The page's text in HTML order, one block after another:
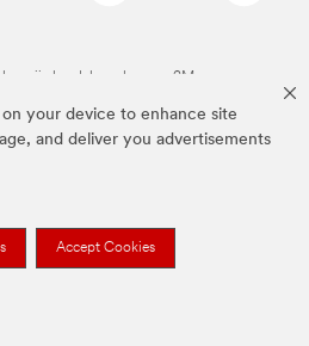
your device to enhance site
and deliver you advertisements
Accept Cookies
zijn handelsmerken van 3M.we